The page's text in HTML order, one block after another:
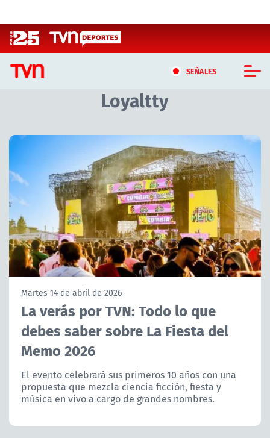
SEÑALES
CASTING MASTERCHEF CHILE
CASTING TVN VERTICAL
TVN VERTICAL
TVN PLAY
PROGRAMAS
TELESERIES
ACTUALIDAD Y TENDENCIAS
CORPORATIVO Y TRANSPARENCIA
CANAL DE DENUNCIAS
Loyaltty
Artículos relacionados con Loyaltty
Martes 14 de abril de 2026
La verás por TVN: Todo lo que
debes saber sobre La Fiesta del
Memo 2026
El evento celebrará sus primeros 10 años con una
propuesta que mezcla ciencia ficción, fiesta y
música en vivo a cargo de grandes nombres.